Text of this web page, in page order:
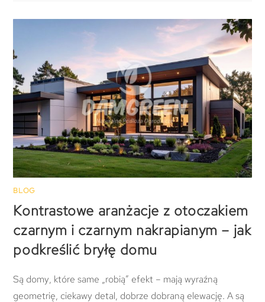
BLOG
Kontrastowe aranżacje z otoczakiem
czarnym i czarnym nakrapianym – jak
podkreślić bryłę domu
Są domy, które same „robią” efekt – mają wyraźną
geometrię, ciekawy detal, dobrze dobraną elewację. A są